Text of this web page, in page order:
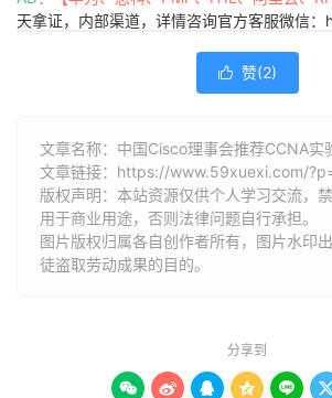
天拿证，内部渠道，详情咨询官方客服微信
 赞(2)
文章名称：中国Cisco理事会推荐CCNA实
文章链接： https://www.59xuexi.com/
版权声明：本站资源仅供个人学习交流，
用于商业用途，否则法律问题自行承担。
图片版权归属各自创作者所有，图片水印
徒盗取劳动成果的目的。
分享到
     